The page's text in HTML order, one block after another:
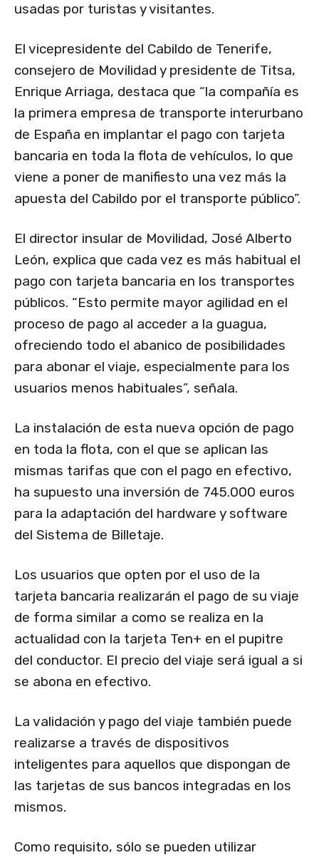
usadas por turistas y visitantes.
El vicepresidente del Cabildo de Tenerife,
consejero de Movilidad y presidente de Titsa,
Enrique Arriaga, destaca que “la compañía es
la primera empresa de transporte interurbano
de España en implantar el pago con tarjeta
bancaria en toda la flota de vehículos, lo que
viene a poner de manifiesto una vez más la
apuesta del Cabildo por el transporte público”.
El director insular de Movilidad, José Alberto
León, explica que cada vez es más habitual el
pago con tarjeta bancaria en los transportes
públicos. “Esto permite mayor agilidad en el
proceso de pago al acceder a la guagua,
ofreciendo todo el abanico de posibilidades
para abonar el viaje, especialmente para los
usuarios menos habituales”, señala.
La instalación de esta nueva opción de pago
en toda la flota, con el que se aplican las
mismas tarifas que con el pago en efectivo,
ha supuesto una inversión de 745.000 euros
para la adaptación del hardware y software
del Sistema de Billetaje.
Los usuarios que opten por el uso de la
tarjeta bancaria realizarán el pago de su viaje
de forma similar a como se realiza en la
actualidad con la tarjeta Ten+ en el pupitre
del conductor. El precio del viaje será igual a si
se abona en efectivo.
La validación y pago del viaje también puede
realizarse a través de dispositivos
inteligentes para aquellos que dispongan de
las tarjetas de sus bancos integradas en los
mismos.
Como requisito, sólo se pueden utilizar